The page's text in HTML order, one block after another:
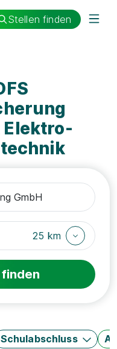
Stellen finden
Elektro-
25 km
Schulabschluss